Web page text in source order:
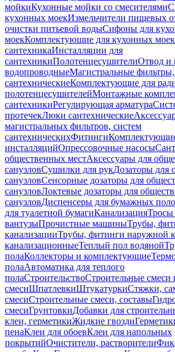
мойкиКухонные мойки со смесителями
кухонных моекИзмельчители пищевых
очистки питьевой водыСифоны для
моекКомплектующие для кухонных моек
сантехникаИнсталляции для
сантехникиПолотенцесушителиОтвод и
водопроводныеМагистральные
сантехническиеКомплектующие для
полотенцесушителейМонтажные
сантехникиРегулирующая арматура
протечекЛюки сантехнические
магистральных фильтров, систем
сантехническихФитинги
инсталляцийОпрессовочные насосы
общественных местАксессуары для
санузловСушилки для рукДозаторы для
санузловСенсорные дозаторы для
санузловЛоктевые дозаторы для
санузловДиспенсеры для бумажных
для туалетной бумагиКанализацияТросы
вантузыПрочистные машиныТрубы,
канализацииТрубы, фитинги наружной
канализационныеТеплый пол водяной
полаКоллекторы и комплектующие
полаАвтоматика для теплого
полаСтроительствоСтроительные смеси
смесиШпатлевкиШтукатуркиСтяжки,
смесиСтроительные смеси, составы
смесиГрунтовкиДобавки для
клеи, герметикиЖидкие гвозди
пенаКлеи для обоевКлеи для напольных
покрытийОчистители, растворители